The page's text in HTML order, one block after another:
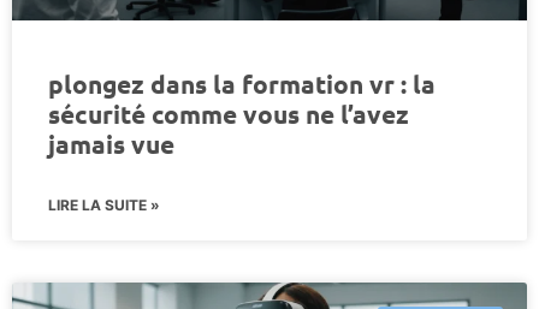
plongez dans la formation vr : la
sécurité comme vous ne l’avez
jamais vue
LIRE LA SUITE »